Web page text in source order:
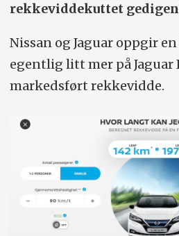
rekkeviddekuttet
Nissan og Jaguar oppgir
egentlig litt mer på
markedsført rekkevidde.